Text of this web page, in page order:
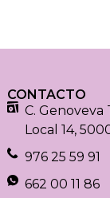
CONTACTO
C. Genoveva
Local 14,
976 25 59 91
662 00 11 86